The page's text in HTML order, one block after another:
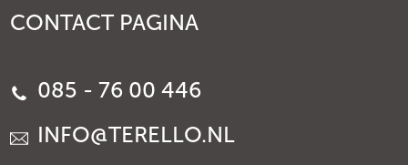
CONTACT PAGINA
085 - 76 00 446
INFO@TERELLO.NL